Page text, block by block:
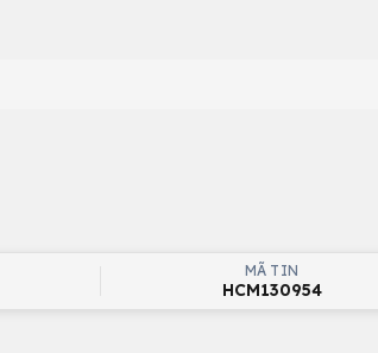
MÃ TIN
HCM130954